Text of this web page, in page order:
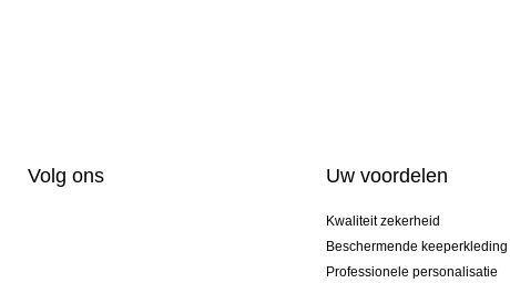
Volg ons Uw voordelen
Kwaliteit zekerheid
Beschermende keeperkleding
Professionele personalisatie